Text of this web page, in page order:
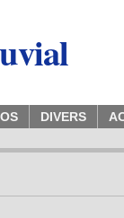
DIVERS